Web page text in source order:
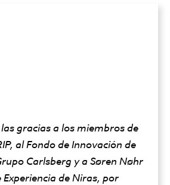
gracias a los miembros de
al Fondo de Innovación de
Carlsberg y a Søren Nøhr
de Niras, por